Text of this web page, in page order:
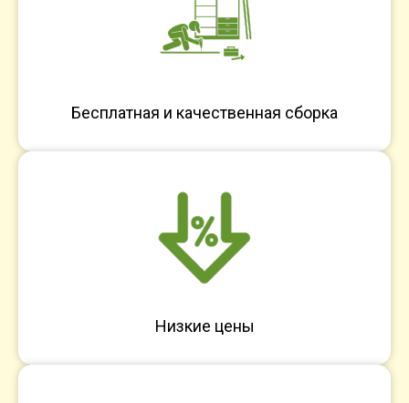
Бесплатная и качественная сборка
Низкие цены